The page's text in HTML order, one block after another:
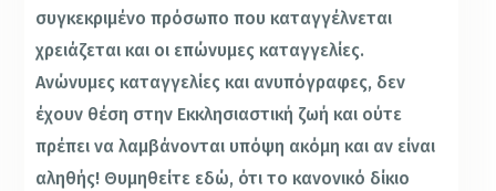
συγκεκριμένο πρόσωπο που καταγγέλνεται
χρειάζεται και οι επώνυμες καταγγελίες.
Ανώνυμες καταγγελίες και ανυπόγραφες, δεν
έχουν θέση στην Εκκλησιαστική ζωή και ούτε
πρέπει να λαμβάνονται υπόψη ακόμη και αν είναι
αληθής! Θυμηθείτε εδώ, ότι το κανονικό δίκιο